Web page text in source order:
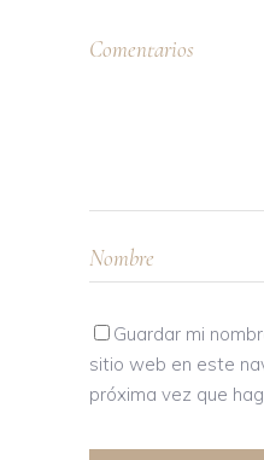
Guardar mi
sitio web en este
próxima vez que